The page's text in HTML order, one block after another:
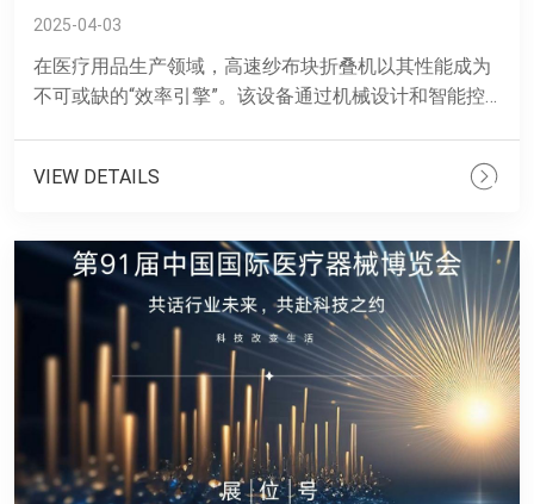
2025-04-03
在医疗用品生产领域，高速纱布块折叠机以其性能成为
不可或缺的“效率引擎”。该设备通过机械设计和智能控
VIEW DETAILS